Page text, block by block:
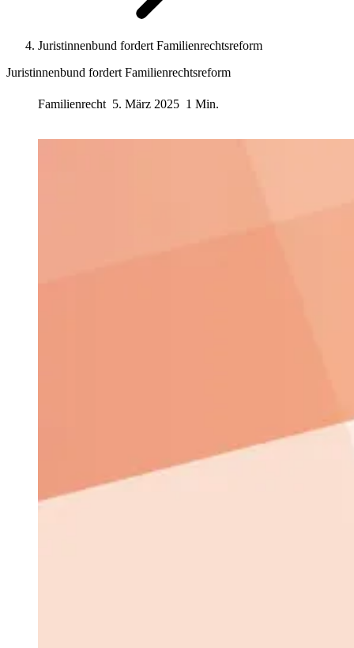
Juristinnenbund fordert Familienrechtsreform
Juristinnenbund fordert Familienrechtsreform
Familienrecht 5. März 2025 1 Min.